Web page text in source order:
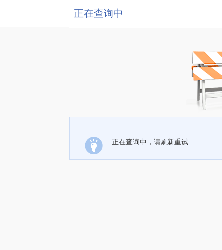
正在查询中
正在查询中，请刷新重试